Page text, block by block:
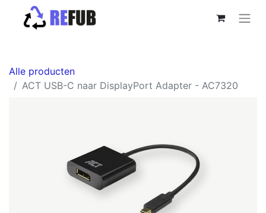
Alle producten
ACT USB-C naar DisplayPort Adapter - AC7320